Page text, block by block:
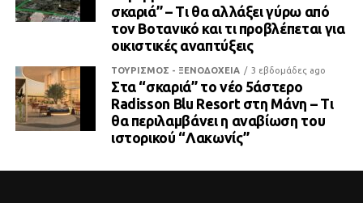
σκαριά” – Τι θα αλλάξει γύρω από
τον Βοτανικό και τι προβλέπεται για
οικιστικές αναπτύξεις
ΤΟΥΡΙΣΜΟΣ - ΞΕΝΟΔΟΧΕΙΑ 3 εβδομάδες ago
Στα “σκαριά” το νέο 5άστερο
Radisson Blu Resort στη Μάνη – Τι
θα περιλαμβάνει η αναβίωση του
ιστορικού “Λακωνίς”